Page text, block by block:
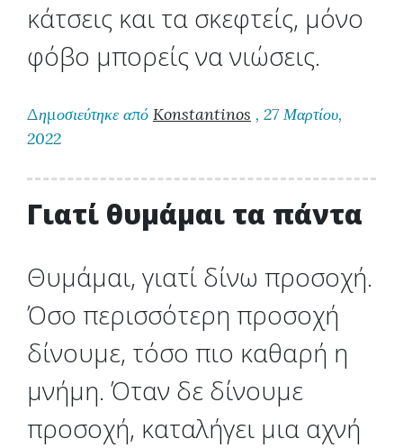
κάτσεις και τα σκεφτείς, μόνο
φόβο μπορείς να νιώσεις.
Δημοσιεύτηκε από Konstantinos , 27 Μαρτίου,
2022
Γιατί θυμάμαι τα πάντα
Θυμάμαι, γιατί δίνω προσοχή.
Όσο περισσότερη προσοχή
δίνουμε, τόσο πιο καθαρή η
μνήμη. Όταν δε δίνουμε
προσοχή, καταλήγει μια αχνή